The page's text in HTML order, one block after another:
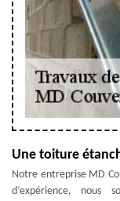
Une toiture
Notre entreprise MD
d’expérience, nous